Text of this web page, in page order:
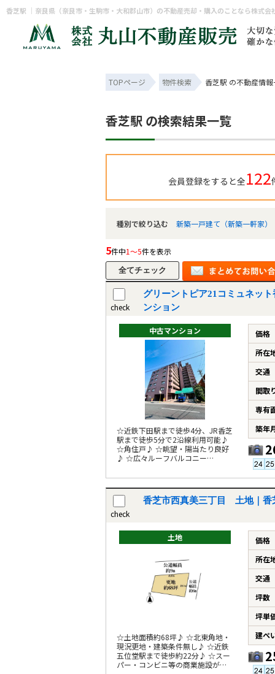
香芝駅 ｜奈良県（奈良市・生駒市・大和郡山市）の不動産売却・購入のことなら株式会
TOPページ 物件検索 香芝駅 の不動産情
香芝駅 の検索結果一覧
会員登録をすると全122
種別で絞り込む 新築一戸建て（新築一軒家）
5件中1～5件を表示
check
グリーントピア21コミュネッ
ンション
中古マンション
☆近鉄下田駅まで徒歩4分、JR香芝
駅まで徒歩5分で2沿線利用可能♪
☆角住戸♪ ☆眺望・陽当たり良好
♪ ☆広々ルーフバルコニー
価格
所在
交通
間取
専有
築年
check
香芝市西真美三丁目 土地｜香
土地
☆土地面積約68坪♪ ☆北東角地・
現況更地・建築条件無し♪ ☆近鉄
五位堂駅まで徒歩約22分♪ ☆スー
パー・コンビニ等の商業施設が徒
価格
所在
交通
坪数
坪単
建ぺ